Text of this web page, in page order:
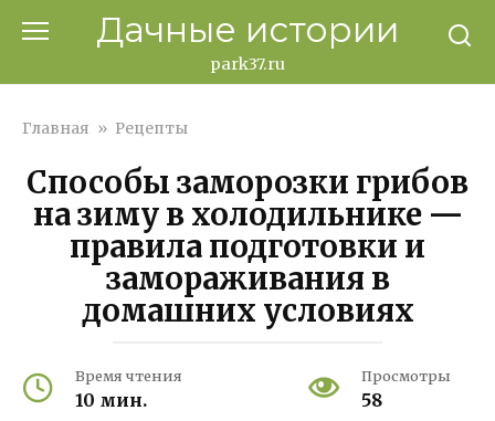
Дачные истории
park37.ru
Главная » Рецепты
Способы заморозки грибов
на зиму в холодильнике —
правила подготовки и
замораживания в
домашних условиях
Время чтения
10 мин.
Просмотры
58